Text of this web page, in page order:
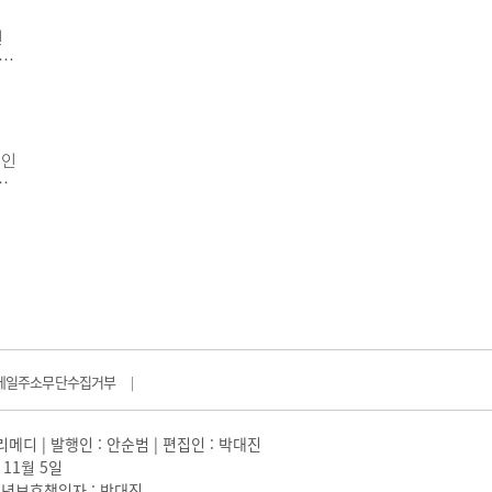
일주소무단수집거부 |
디 | 발행인 : 안순범 | 편집인 : 박대진
월 5일